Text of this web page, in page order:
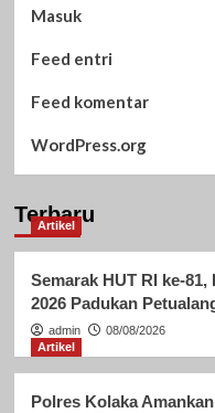
Masuk
Feed entri
Feed komentar
WordPress.org
Terbaru
Artikel
Semarak HUT RI ke-
2026 Padukan
admin
08/08/2026
Artikel
Polres Kolaka